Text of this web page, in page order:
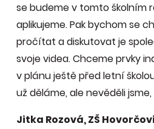
se budeme v tomto školním
aplikujeme. Pak bychom se
pročítat a diskutovat je
svoje videa. Chceme prvky
v plánu ještě před letní
už děláme, ale nevěděli
Jitka Rozová, ZŠ